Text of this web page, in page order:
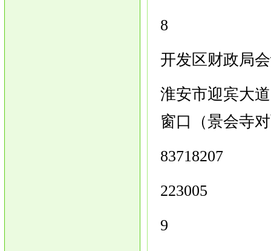
8
开发区财政局
淮安市迎宾大
窗口（景会寺
83718207
223005
9